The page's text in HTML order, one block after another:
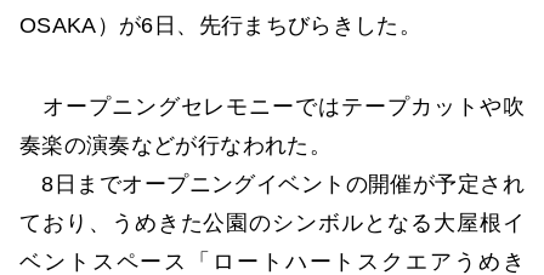
OSAKA）が6日、先行まちびらきした。
オープニングセレモニーではテープカットや吹
奏楽の演奏などが行なわれた。
8日までオープニングイベントの開催が予定され
ており、うめきた公園のシンボルとなる大屋根イ
ベントスペース「ロートハートスクエアうめき